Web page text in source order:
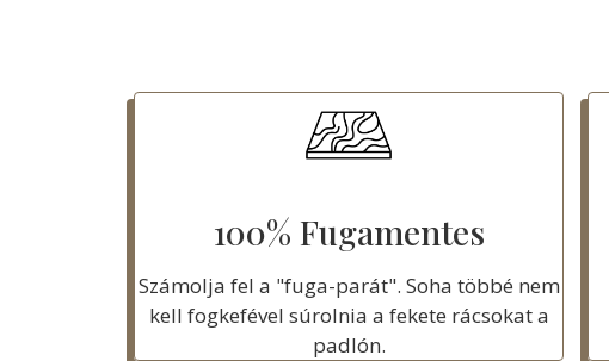
100% Fugamentes
Számolja fel a "fuga-parát". Soha többé nem
kell fogkefével súrolnia a fekete rácsokat a
padlón.